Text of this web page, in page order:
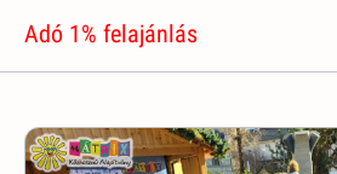
Adó 1% felajánlás